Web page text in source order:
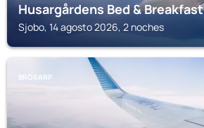
Husargårdens Bed & Breakfast
Sjobo, 14 agosto 2026, 2 noches
BRÖSARP